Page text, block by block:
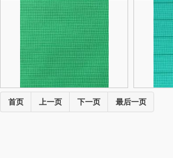
首页 上一页 下一页 最后一页